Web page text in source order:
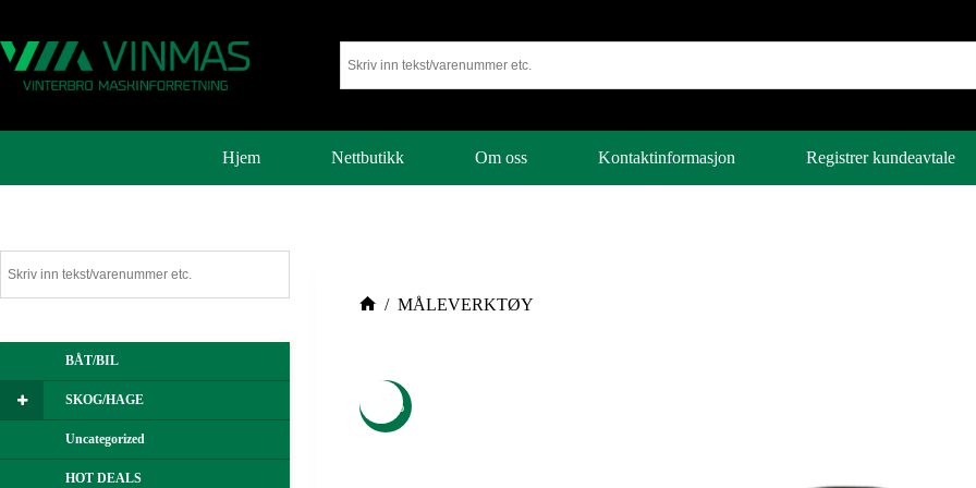
Hjem Nettbutikk Om oss Kontaktinformasjon Registrer kundeavtale
/ MÅLEVERKTØY
-32%
BÅT/BIL
SKOG/HAGE
Uncategorized
HOT DEALS